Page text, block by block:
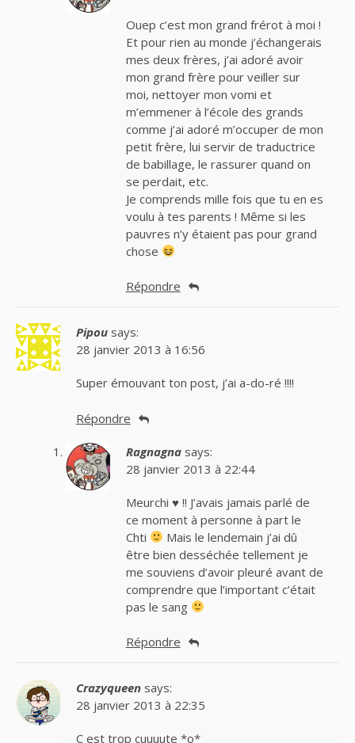
Ouep c’est mon grand frérot à moi !
Et pour rien au monde j’échangerais
mes deux frères, j’ai adoré avoir
mon grand frère pour veiller sur
moi, nettoyer mon vomi et
m’emmener à l’école des grands
comme j’ai adoré m’occuper de mon
petit frère, lui servir de traductrice
de babillage, le rassurer quand on
se perdait, etc.
Je comprends mille fois que tu en es
voulu à tes parents ! Même si les
pauvres n’y étaient pas pour grand
chose
Répondre
Pipou says:
28 janvier 2013 à 16:56
Super émouvant ton post, j’ai a-do-ré !!!!
Répondre
Ragnagna says:
28 janvier 2013 à 22:44
Meurchi ♥ !! J’avais jamais parlé de
ce moment à personne à part le
Chti
Mais le lendemain j’ai dû
être bien desséchée tellement je
me souviens d’avoir pleuré avant de
comprendre que l’important c’était
pas le sang
Répondre
Crazyqueen says:
28 janvier 2013 à 22:35
C est trop cuuuute *o*